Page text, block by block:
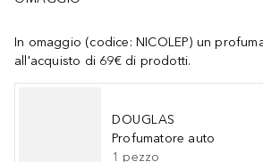
In omaggio (codice: NICOLEP) un
all'acquisto di 69€ di prodotti.
DOUGLAS
Profumatore auto
1 pezzo